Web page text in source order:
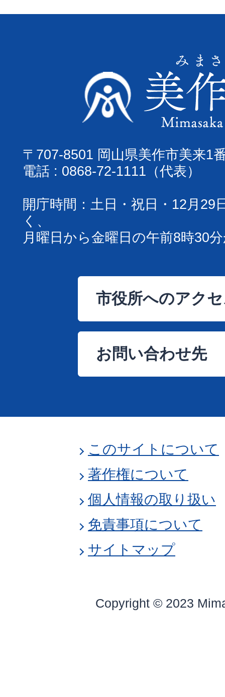
〒707-8501 岡山県美作市美来1
電話 : 0868-72-1111（代表）
開庁時間：土日・祝日・12月29
く、
月曜日から金曜日の午前8時30
市役所へのアク
お問い合わせ先
このサイトについて
著作権について
個人情報の取り扱い
免責事項について
サイトマップ
Copyright © 2023